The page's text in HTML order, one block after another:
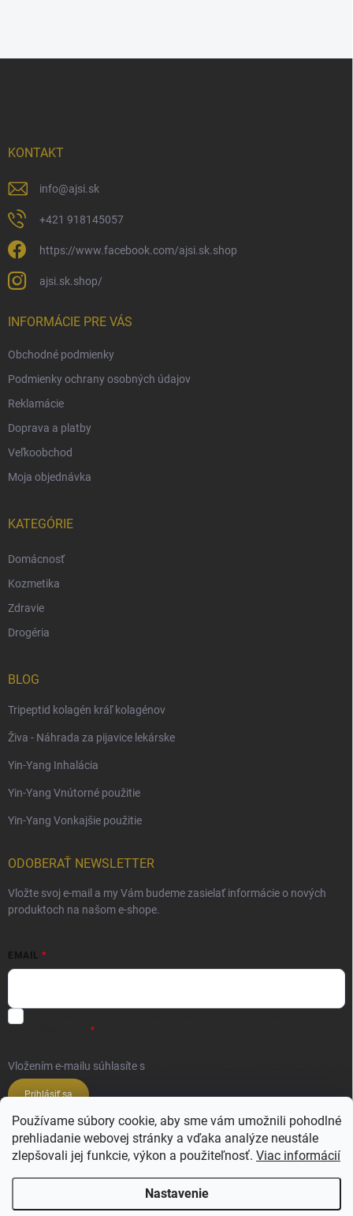
Používame súbory cookie, aby sme vám umožnili pohodlné
prehliadanie webovej stránky a vďaka analýze neustále
zlepšovali jej funkcie, výkon a použiteľnosť. Viac informácií
Nastavenie
KONTAKT
info@ajsi.sk
+421 918145057
https://www.facebook.com/ajsi.sk.shop
ajsi.sk.shop/
INFORMÁCIE PRE VÁS
Obchodné podmienky
Podmienky ochrany osobných údajov
Reklamácie
Doprava a platby
Veľkoobchod
Moja objednávka
KATEGÓRIE
Domácnosť
Kozmetika
Zdravie
Drogéria
BLOG
Tripeptid kolagén kráľ kolagénov
Živa - Náhrada za pijavice lekárske
Yin-Yang Inhalácia
Yin-Yang Vnútorné použitie
Yin-Yang Vonkajšie použitie
ODOBERAŤ NEWSLETTER
Vložte svoj e-mail a my Vám budeme zasielať informácie o nových
produktoch na našom e-shope.
EMAIL
Vložením e-mailu súhlasíte s
Prihlásiť sa
Veľkoobchod ESSENZE LAVANDERIE
Veľkoobchod SALIMBENI PROFUMI ROMA